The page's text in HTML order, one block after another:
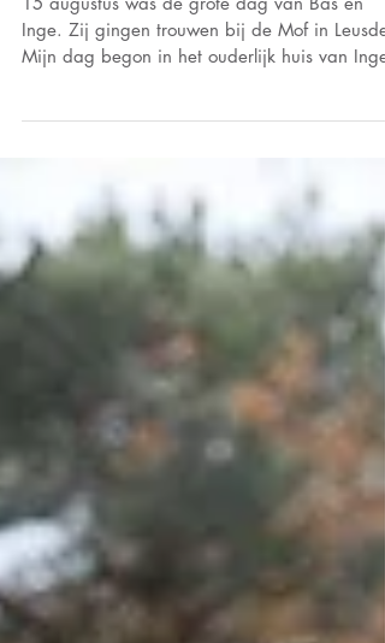
Bas & Inge - Trouwen bij
de Mof in Leusden
15 augustus was de grote dag van Bas en
Daar was zij met haar vriendinnen en familie
bezig met de voorbereidingen. Toen haar
haren en make up gedaan waren kon zij haar
jurk aantrekken. Daarbij werd zij geholpen
door haar moeder en vriendinnen, maar ook
haar tante en vader hielpen nog een handje
Bas kwam eraan (en wát een gave trouwauto